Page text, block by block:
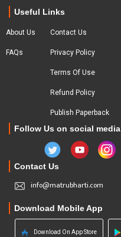
Useful Links
About Us
FAQs
Contact Us
Privacy Policy
Terms Of Use
Refund Policy
Publish Paperback
Follow Us on social media
Contact Us
info@matrubharti.com
Download Mobile App
Download On App Store